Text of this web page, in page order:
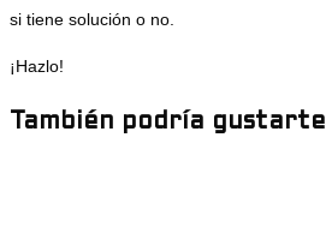
si tiene solución o no.
¡Hazlo!
También podría gustarte